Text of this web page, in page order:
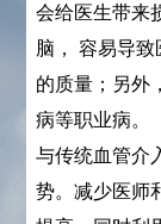
会给医生带来
脑， 容易导
的质量；另外
病等职业病。
与传统血管介
势。减少医师